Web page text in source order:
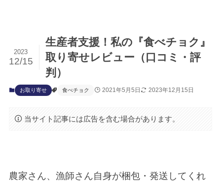
生産者支援！私の『食べチョク』
取り寄せレビュー（口コミ・評
判）
2023
12/15
お取り寄せ 食べチョク 2021年5月5日 2023年12月15日
当サイト記事には広告を含む場合があります。
農家さん、漁師さん自身が梱包・発送してくれ